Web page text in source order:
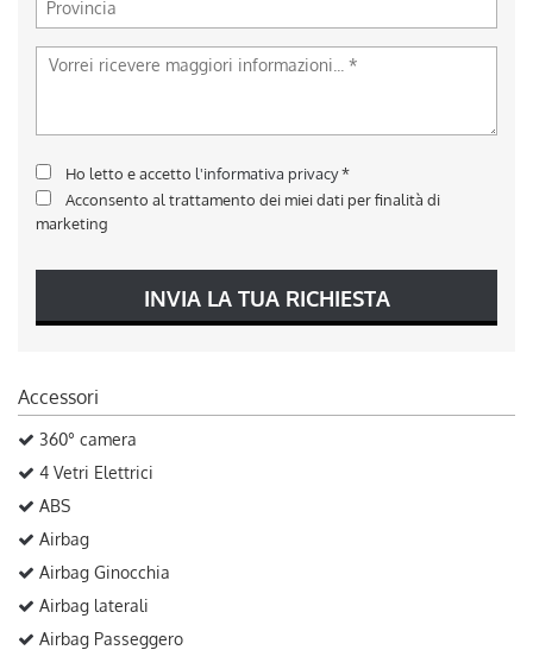
Ho letto e accetto l'informativa privacy*
Acconsento al trattamento dei miei dati per finalità di
marketing
INVIA LA TUA RICHIESTA
Accessori
360° camera
4 Vetri Elettrici
ABS
Airbag
Airbag Ginocchia
Airbag laterali
Airbag Passeggero